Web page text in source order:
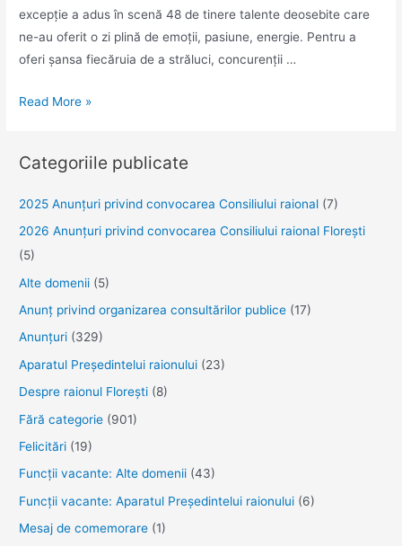
excepție a adus în scenă 48 de tinere talente deosebite care
ne-au oferit o zi plină de emoții, pasiune, energie. Pentru a
oferi șansa fiecăruia de a străluci, concurenții …
Concursul
STAR
Read More »
Categoriile publicate
2025 Anunţuri privind convocarea Consiliului raional (7)
2026 Anunțuri privind convocarea Consiliului raional Florești
(5)
Alte domenii (5)
Anunţ privind organizarea consultărilor publice (17)
Anunţuri (329)
Aparatul Preşedintelui raionului (23)
Despre raionul Floreşti (8)
Fără categorie (901)
Felicitări (19)
Funcţii vacante: Alte domenii (43)
Funcții vacante: Aparatul Președintelui raionului (6)
Mesaj de comemorare (1)